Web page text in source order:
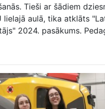
Tieši ar šādiem
lielajā aulā, tika atklāts
2024. pasākums.